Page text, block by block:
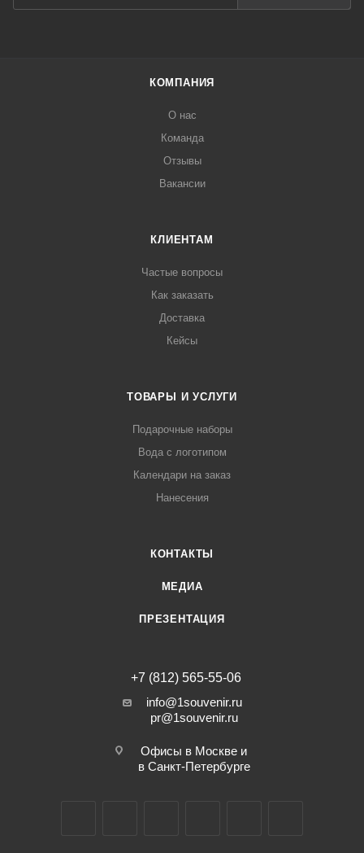
КОМПАНИЯ
О нас
Команда
Отзывы
Вакансии
КЛИЕНТАМ
Частые вопросы
Как заказать
Доставка
Кейсы
ТОВАРЫ И УСЛУГИ
Подарочные наборы
Вода с логотипом
Календари на заказ
Нанесения
КОНТАКТЫ
МЕДИА
ПРЕЗЕНТАЦИЯ
+7 (812) 565-55-06
info@1souvenir.ru
pr@1souvenir.ru
Офисы в Москве и
в Санкт-Петербурге